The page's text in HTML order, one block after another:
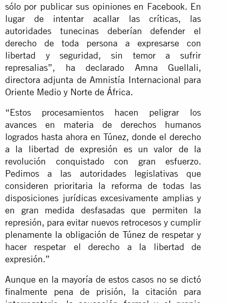
sólo por publicar sus opiniones en Facebook. En
lugar de intentar acallar las críticas, las
autoridades tunecinas deberían defender el
derecho de toda persona a expresarse con
libertad y seguridad, sin temor a sufrir
represalias”, ha declarado Amna Guellali,
directora adjunta de Amnistía Internacional para
Oriente Medio y Norte de África.
“Estos procesamientos hacen peligrar los
avances en materia de derechos humanos
logrados hasta ahora en Túnez, donde el derecho
a la libertad de expresión es un valor de la
revolución conquistado con gran esfuerzo.
Pedimos a las autoridades legislativas que
consideren prioritaria la reforma de todas las
disposiciones jurídicas excesivamente amplias y
en gran medida desfasadas que permiten la
represión, para evitar nuevos retrocesos y cumplir
plenamente la obligación de Túnezde respetar y
hacer respetar el derecho a la libertad de
expresión.”
Aunque en la mayoría de estos casos no se dictó
finalmente pena de prisión, la citación para